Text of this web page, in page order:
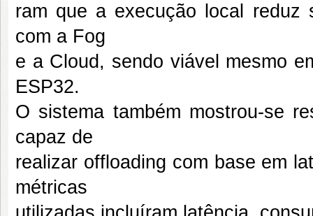
ram que a execução local reduz
com a Fog
e a Cloud, sendo viável mesmo
ESP32.
O sistema também mostrou-se
capaz de
realizar offloading com base em
métricas